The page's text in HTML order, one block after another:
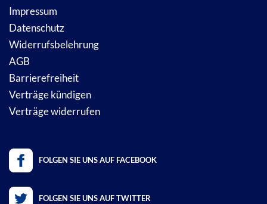
Impressum
Datenschutz
Widerrufsbelehrung
AGB
Barrierefreiheit
Verträge kündigen
Verträge widerrufen
FOLGEN SIE UNS AUF FACEBOOK
FOLGEN SIE UNS AUF TWITTER